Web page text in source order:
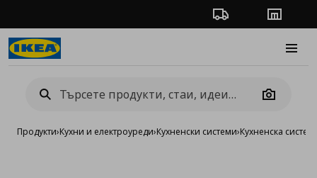
Проследяване на
Camera
Продукти›Кухни и електроуреди›Кухненски системи›Кухненска